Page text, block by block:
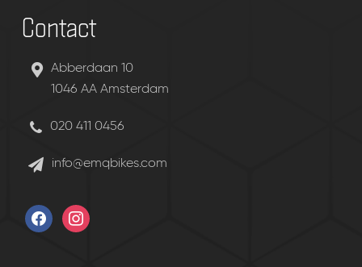
Contact
Abberdaan 10
1046 AA Amsterdam
020 411 0456
info@emqbikes.com
facebookinstagram